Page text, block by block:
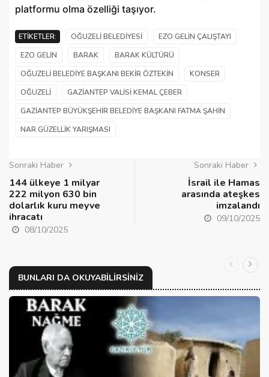
platformu olma özelliği taşıyor.
ETIKETLER: OĞUZELI BELEDIYESI
EZO GELIN ÇALIŞTAYI
EZO GELIN
BARAK
BARAK KÜLTÜRÜ
OĞUZELI BELEDIYE BAŞKANI BEKIR ÖZTEKIN
KONSER
OĞUZELI
GAZIANTEP VALISI KEMAL ÇEBER
GAZIANTEP BÜYÜKŞEHIR BELEDIYE BAŞKANI FATMA ŞAHIN
NAR GÜZELLIK YARIŞMASI
Sonraki Haber
144 ülkeye 1 milyar
222 milyon 630 bin
dolarlık kuru meyve
ihracatı
08/10/2025
Sonraki Haber
İsrail ile Hamas
arasında ateşkes
imzalandı
09/10/2025
BUNLARI DA OKUYABILIRSINIZ